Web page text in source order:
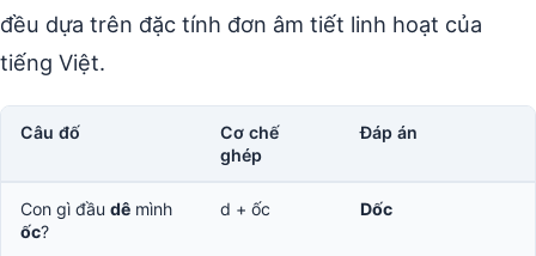
đều dựa trên đặc tính đơn âm tiết linh hoạt của
tiếng Việt.
Câu đố
Cơ chế
ghép
Đáp án
Con gì đầu dê mình
ốc?
d + ốc Dốc